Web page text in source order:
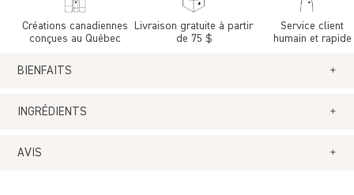
Créations canadiennes
conçues au Québec
Livraison gratuite à partir
de 75 $
Service client
humain et rapide
BIENFAITS
mains douces, nettoie en profondeur, dégraisse et détache, parfume
INGRÉDIENTS
SURFACTANT AMPHOTÉRIQUE, LAVANDULA ANGUSTIFOLIA
AVIS